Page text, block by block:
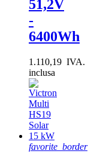
51,2V
-
6400Wh
1.110,19 IVA.
inclusa
favorite_border